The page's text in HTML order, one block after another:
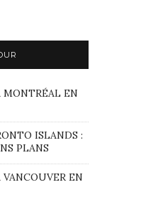
MONTRÉAL EN
ISLANDS :
PLANS
EN